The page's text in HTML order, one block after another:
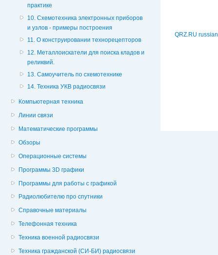
практике
10. Схемотехника электронных приборов
и узлов - примеры построения
11. О конструировании технорецепторов
12. Металлоискатели для поиска кладов и
реликвий.
13. Самоучитель по схемотехнике
14. Техника УКВ радиосвязи
Компьютерная техника
Линии связи
Математические программы
Обзоры
Операционные системы
Программы 3D графики
Программы для работы с графикой
Радиолюбителю про спутники
Справочные материалы
Телефонная техника
Техника военной радиосвязи
Техника гражданской (СИ-БИ) радиосвязи
QRZ.RU